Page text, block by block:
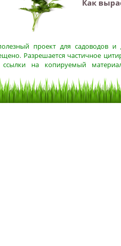
Как
проект для садоводов и
Разрешается частичное
на копируемый